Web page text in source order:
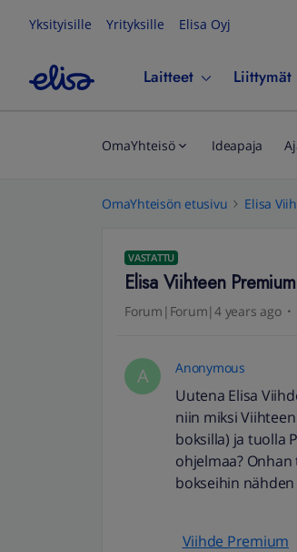
Yksityisille Yrityksille Elisa Oyj
Laitteet Liittymät
OmaYhteisö Ideapaja
OmaYhteisön etusivu Elisa
VASTATTU
Elisa Viihteen
Forum|Forum|4 years ago
A Anonymous
Uutena Elisa
niin miksi
boksilla) ja tuolla
ohjelmaa?
bokseihin nähden
Viihde Premium